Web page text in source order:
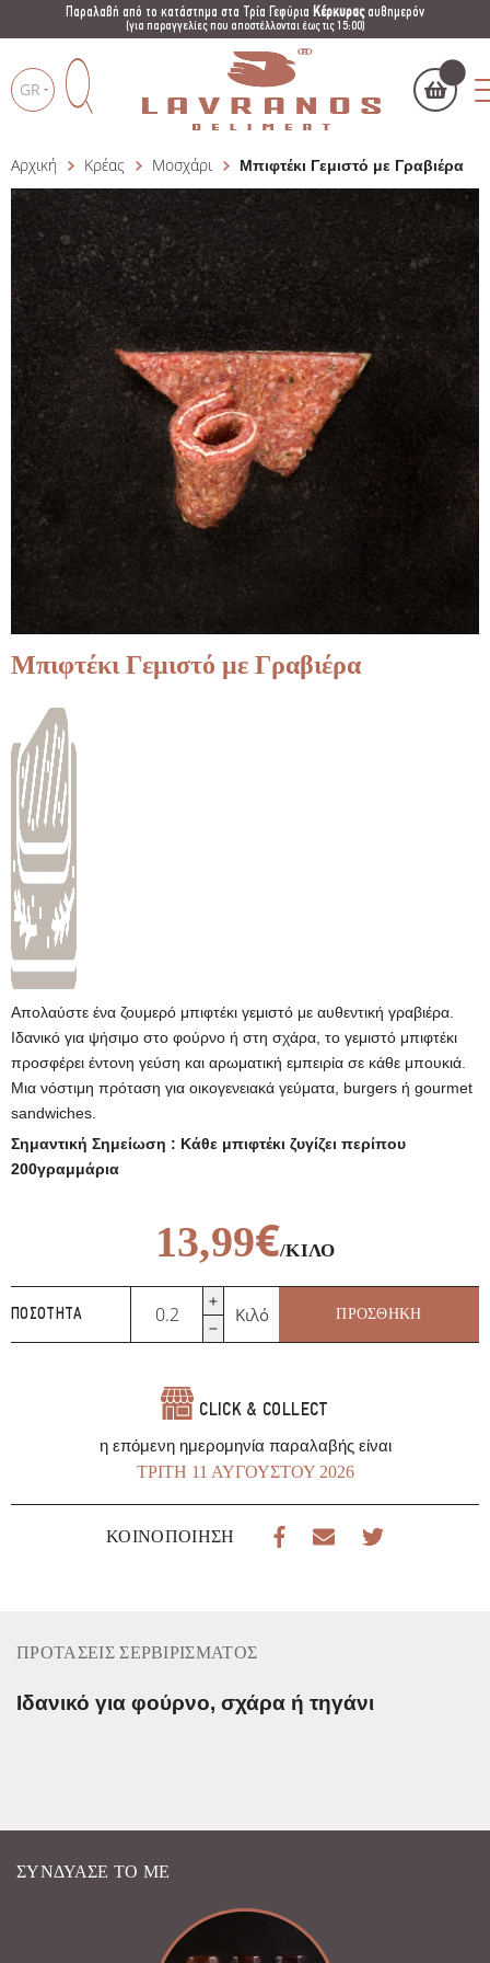
Παραλαβή από το κατάστημα στα Τρία Γεφύρια Κέρκυραςαυθημερόν
(για παραγγελίες που αποστέλλονται έως τις 15:00)
GR
Products
search
Το καλάθι μου ()
ΑΓΌΡΑΣΕ ΤΏΡΑ
Αρχική Κρέας Μοσχάρι Μπιφτέκι Γεμιστό με Γραβιέρα
Μπιφτέκι Γεμιστό με Γραβιέρα
Απολαύστε ένα ζουμερό μπιφτέκι γεμιστό με αυθεντική γραβιέρα.
Ιδανικό για ψήσιμο στο φούρνο ή στη σχάρα, το γεμιστό μπιφτέκι
προσφέρει έντονη γεύση και αρωματική εμπειρία σε κάθε μπουκιά.
Μια νόστιμη πρόταση για οικογενειακά γεύματα, burgers ή gourmet
sandwiches.
Σημαντική Σημείωση : Κάθε μπιφτέκι ζυγίζει περίπου
200γραμμάρια
13,99€/ΚΙΛΌ
ΠΟΣΌΤΗΤΑ
Γεμιστό
με
ποσότητα
Κιλό ΠΡΟΣΘΉΚΗ
CLICK & COLLECT
η επόμενη ημερομηνία παραλαβής είναι
ΤΡΊΤΗ 11 ΑΥΓΟΎΣΤΟΥ 2026
ΚΟΙΝΟΠΟΊΗΣΗ
ΠΡΟΤΆΣΕΙΣ ΣΕΡΒΙΡΊΣΜΑΤΟΣ
Ιδανικό για φούρνο, σχάρα ή τηγάνι
ΣΥΝΔΎΑΣΈ ΤΟ ΜΕ